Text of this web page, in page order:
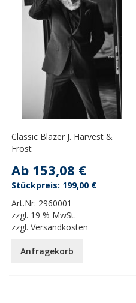
Classic Blazer J. Harvest &
Frost
Ab 153,08 €
Art.Nr: 2960001
zzgl. 19 % MwSt.
zzgl.Versandkosten
199,00 €
Anfragekorb